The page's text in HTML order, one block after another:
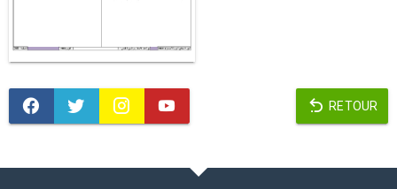
RETOUR